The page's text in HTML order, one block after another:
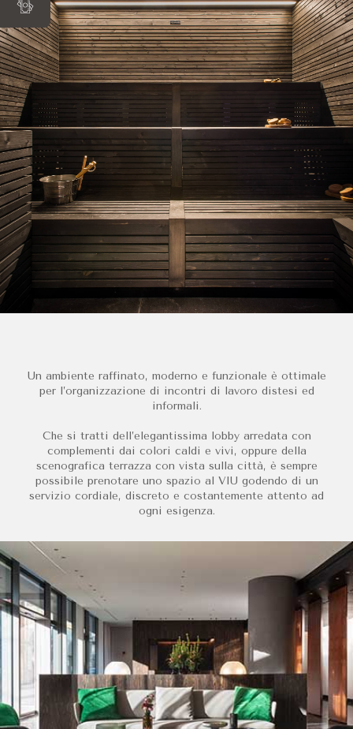
Un ambiente raffinato, moderno e funzionale è ottimale
per l’organizzazione di incontri di lavoro distesi ed
informali.
Che si tratti dell’elegantissima lobby arredata con
complementi dai colori caldi e vivi, oppure della
scenografica terrazza con vista sulla città, è sempre
possibile prenotare uno spazio al VIU godendo di un
servizio cordiale, discreto e costantemente attento ad
ogni esigenza.